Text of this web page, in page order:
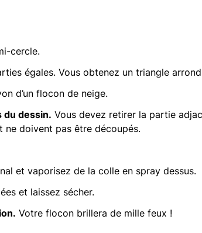
cercle.
égales. Vous obtenez un triangle
d’un flocon de neige.
du dessin. Vous devez retirer la partie
ne doivent pas être découpés.
et vaporisez de la colle en spray dessus.
et laissez sécher.
Votre flocon brillera de mille feux !